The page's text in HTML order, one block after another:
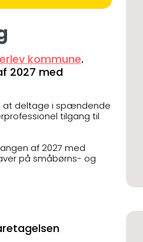
kommune.
2027 med
at deltage i spændende
tilgang til
af 2027 med
på småbørns- og